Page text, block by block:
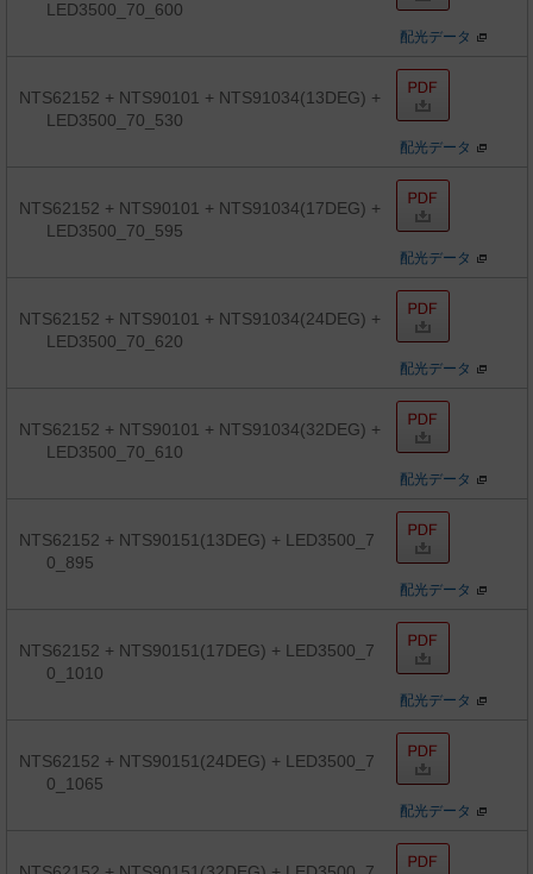
LED3500_70_600
配光データ
NTS62152 + NTS90101 + NTS91034(13DEG) +
LED3500_70_530
配光データ
NTS62152 + NTS90101 + NTS91034(17DEG) +
LED3500_70_595
配光データ
NTS62152 + NTS90101 + NTS91034(24DEG) +
LED3500_70_620
配光データ
NTS62152 + NTS90101 + NTS91034(32DEG) +
LED3500_70_610
配光データ
NTS62152 + NTS90151(13DEG) + LED3500_7
0_895
配光データ
NTS62152 + NTS90151(17DEG) + LED3500_7
0_1010
配光データ
NTS62152 + NTS90151(24DEG) + LED3500_7
0_1065
配光データ